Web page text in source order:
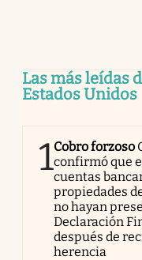
Las más leídas
Estados Unidos
1Cobro forzoso
confirmó que
cuentas
propiedades
no hayan
Declaración
después de
herencia